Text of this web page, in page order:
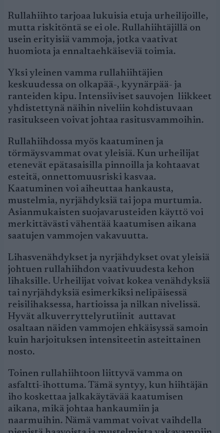
Rullahiihto tarjoaa lukuisia etuja urheilijoille,
mutta riskitöntä se ei ole. Rullahiihtäjillä on
usein erityisiä vammoja, jotka vaativat
huomiota ja ennaltaehkäiseviä toimia.
Yksi yleinen vamma rullahiihtäjien
keskuudessa on olkapää-, kyynärpää- ja
ranteiden kipu. Intensiiviset sauvojen liikkeet
yhdistettynä näihin niveliin kohdistuvaan
rasitukseen voivat johtaa rasitusvammoihin.
Rullahiihdossa myös kaatuminen ja
törmäysvammat ovat yleisiä. Kun urheilijat
etenevät epätasaisilla pinnoilla ja kohtaavat
esteitä, onnettomuusriski kasvaa.
Kaatuminen voi aiheuttaa hankausta,
mustelmia, nyrjähdyksiä tai jopa murtumia.
Asianmukaisten suojavarusteiden käyttö voi
merkittävästi vähentää kaatumisen aikana
saatujen vammojen vakavuutta.
Lihasvenähdykset ja nyrjähdykset ovat yleisiä
johtuen rullahiihdon vaativuudesta kehon
lihaksille. Urheilijat voivat kokea venähdyksiä
tai nyrjähdyksiä esimerkiksi nelipäisessä
reisilihaksessa, hartioissa ja nilkan nivelissä.
Hyvät alkuverryttelyrutiinit auttavat
osaltaan näiden vammojen ehkäisyssä samoin
kuin harjoituksen intensiteetin asteittainen
nosto.
Toinen rullahiihtoon liittyvä vamma on
asfaltti-ihottuma. Tämä syntyy, kun hiihtäjän
iho koskettaa jalkakäytävää kaatumisen
aikana, mikä johtaa hankaumiin ja
naarmuihin. Nämä vammat voivat vaihdella